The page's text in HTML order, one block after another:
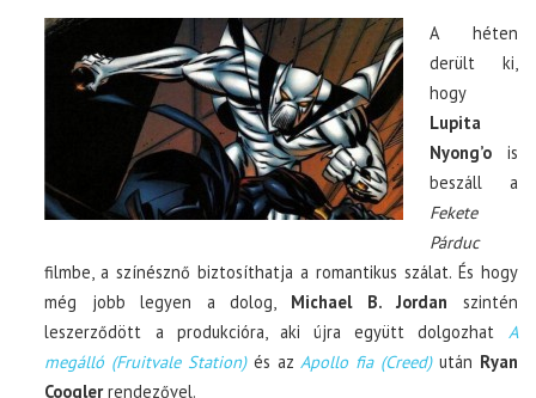
A héten
derült ki,
hogy
Lupita
Nyong’o is
beszáll a
Fekete
Párduc
filmbe, a színésznő biztosíthatja a romantikus szálat. És hogy
még jobb legyen a dolog,
Michael B. Jordan szintén
leszerződött a produkcióra, aki újra együtt dolgozhat
A
megálló (Fruitvale Station)és az Apollo fia (Creed)után Ryan
Cooglerrendezővel.